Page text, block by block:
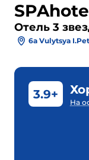
Отель 3
6a Vulytsya
3.9+
На